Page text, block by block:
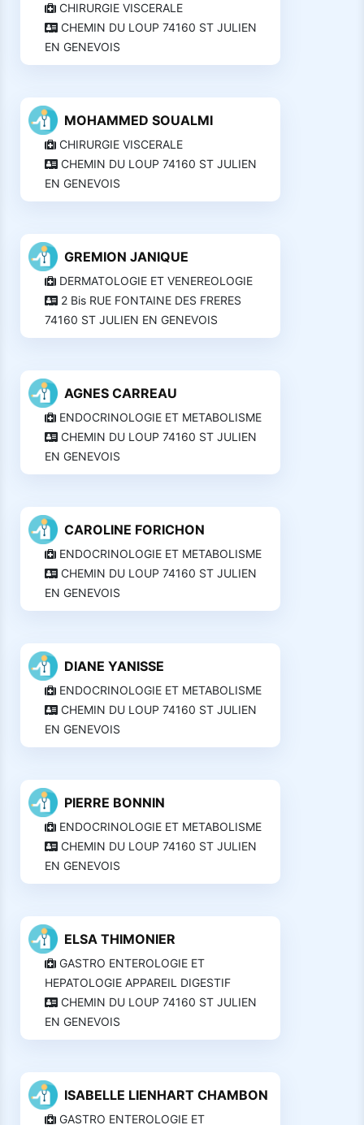
CHIRURGIE VISCERALE
CHEMIN DU LOUP 74160 ST JULIEN
EN GENEVOIS
MOHAMMED SOUALMI
CHIRURGIE VISCERALE
CHEMIN DU LOUP 74160 ST JULIEN
EN GENEVOIS
GREMION JANIQUE
DERMATOLOGIE ET VENEREOLOGIE
2 Bis RUE FONTAINE DES FRERES
74160 ST JULIEN EN GENEVOIS
AGNES CARREAU
ENDOCRINOLOGIE ET METABOLISME
CHEMIN DU LOUP 74160 ST JULIEN
EN GENEVOIS
CAROLINE FORICHON
ENDOCRINOLOGIE ET METABOLISME
CHEMIN DU LOUP 74160 ST JULIEN
EN GENEVOIS
DIANE YANISSE
ENDOCRINOLOGIE ET METABOLISME
CHEMIN DU LOUP 74160 ST JULIEN
EN GENEVOIS
PIERRE BONNIN
ENDOCRINOLOGIE ET METABOLISME
CHEMIN DU LOUP 74160 ST JULIEN
EN GENEVOIS
ELSA THIMONIER
GASTRO ENTEROLOGIE ET
HEPATOLOGIE APPAREIL DIGESTIF
CHEMIN DU LOUP 74160 ST JULIEN
EN GENEVOIS
ISABELLE LIENHART CHAMBON
GASTRO ENTEROLOGIE ET